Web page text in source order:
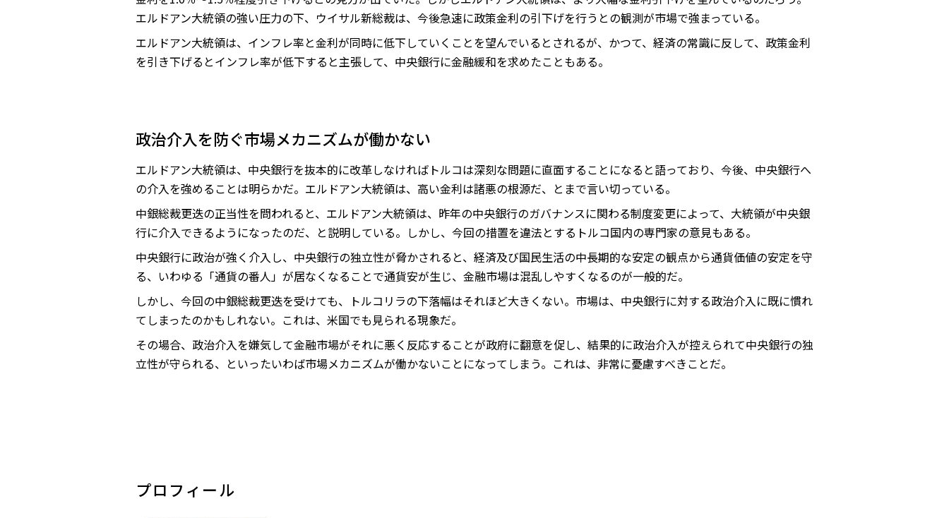
エルドアン大統領の強い圧力の下、ウイサル新総裁は、今後急速に政策金利の引下げを行うとの観測が市場で強まっている。
エルドアン大統領は、インフレ率と金利が同時に低下していくことを望んでいるとされるが、かつて、経済の常識に反して、政策金利
を引き下げるとインフレ率が低下すると主張して、中央銀行に金融緩和を求めたこともある。
政治介入を防ぐ市場メカニズムが働かない
エルドアン大統領は、中央銀行を抜本的に改革しなければトルコは深刻な問題に直面することになると語っており、今後、中央銀行へ
の介入を強めることは明らかだ。エルドアン大統領は、高い金利は諸悪の根源だ、とまで言い切っている。
中銀総裁更迭の正当性を問われると、エルドアン大統領は、昨年の中央銀行のガバナンスに関わる制度変更によって、大統領が中央銀
行に介入できるようになったのだ、と説明している。しかし、今回の措置を違法とするトルコ国内の専門家の意見もある。
中央銀行に政治が強く介入し、中央銀行の独立性が脅かされると、経済及び国民生活の中長期的な安定の観点から通貨価値の安定を守
る、いわゆる「通貨の番人」が居なくなることで通貨安が生じ、金融市場は混乱しやすくなるのが一般的だ。
しかし、今回の中銀総裁更迭を受けても、トルコリラの下落幅はそれほど大きくない。市場は、中央銀行に対する政治介入に既に慣れ
てしまったのかもしれない。これは、米国でも見られる現象だ。
その場合、政治介入を嫌気して金融市場がそれに悪く反応することが政府に翻意を促し、結果的に政治介入が控えられて中央銀行の独
立性が守られる、といったいわば市場メカニズムが働かないことになってしまう。これは、非常に憂慮すべきことだ。
プロフィール